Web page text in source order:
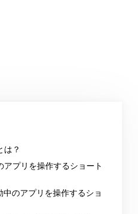
は？
プリを操作するショート
中のアプリを操作するショ